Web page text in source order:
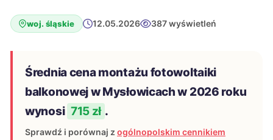
woj. śląskie 12.05.2026 387 wyświetleń
Średnia cena montażu fotowoltaiki
balkonowej w Mysłowicach w 2026 roku
wynosi 715 zł .
Sprawdź i porównaj z ogólnopolskim cennikiem